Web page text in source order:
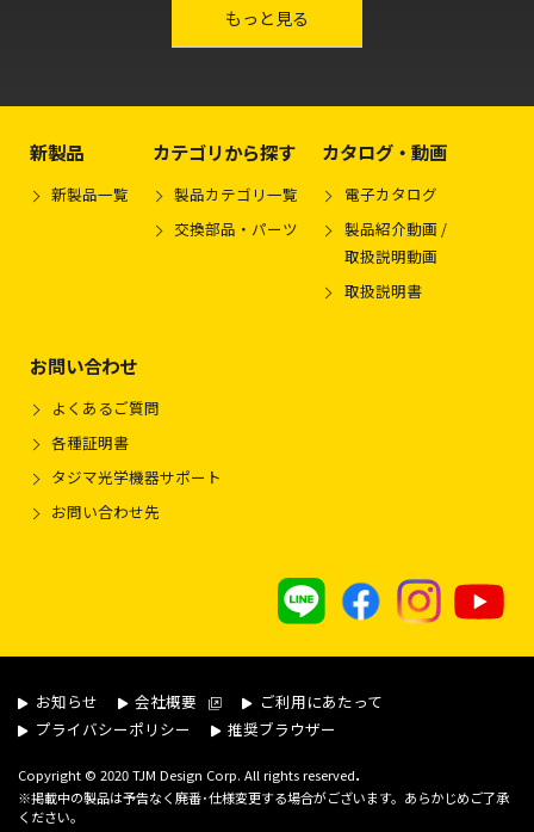
もっと見る
新製品
新製品一覧
カテゴリから探す
製品カテゴリ一覧
交換部品・パーツ
カタログ・動画
電子カタログ
製品紹介動画 /
取扱説明動画
取扱説明書
お問い合わせ
よくあるご質問
各種証明書
タジマ光学機器サポート
お問い合わせ先
お知らせ 会社概要
ご利用にあたって
プライバシーポリシー
推奨ブラウザー
Copyright © 2020 TJM Design Corp. All rights reserved.
※掲載中の製品は予告なく廃番･仕様変更する場合がございます。あらかじめご了承
ください。